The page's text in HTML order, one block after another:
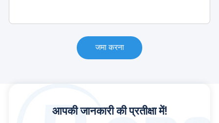
जमा करना
आपकी जानकारी की प्रतीक्षा में!